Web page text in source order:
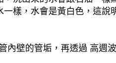
樣，水會是黃白色，這說
內壁的管垢，再透過 高週